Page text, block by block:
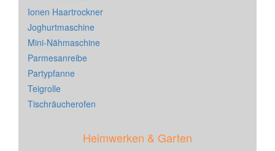
Ionen Haartrockner
Joghurtmaschine
Mini-Nähmaschine
Parmesanreibe
Partypfanne
Teigrolle
Tischräucherofen
Heimwerken & Garten